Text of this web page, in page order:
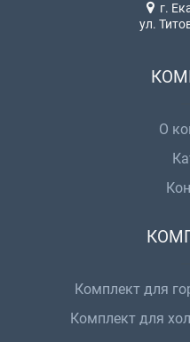
г.
ул.
О
Комплект для
Комплект для